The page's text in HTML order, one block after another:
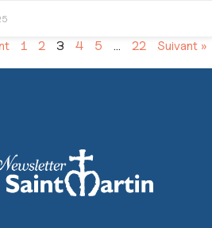
1 2 3 4 5 … 22 Suivant »